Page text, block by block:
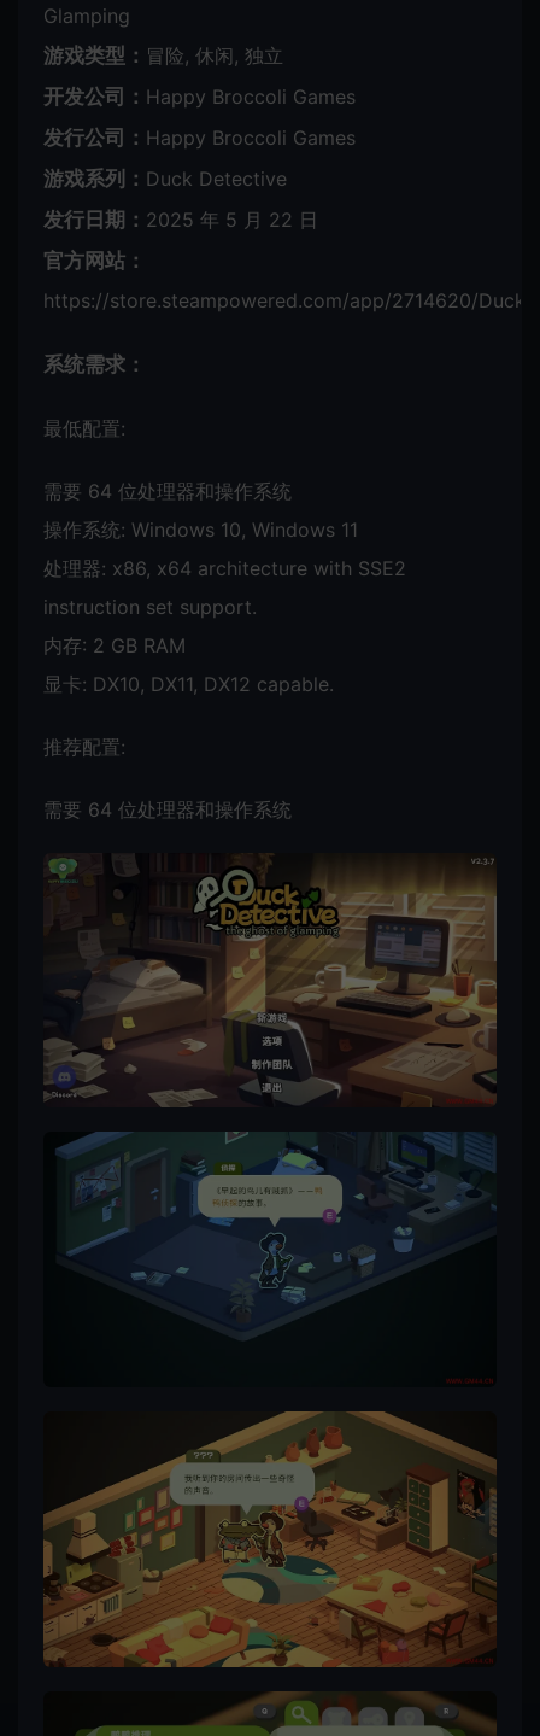
Glamping
游戏类型： 冒险, 休闲, 独立
开发公司： Happy Broccoli Games
发行公司： Happy Broccoli Games
游戏系列： Duck Detective
发行日期： 2025 年 5 月 22 日
官方网站：
https://store.steampowered.com/app/2714620/
系统需求：
最低配置:
需要 64 位处理器和操作系统
操作系统: Windows 10, Windows 11
处理器: x86, x64 architecture with SSE2
instruction set support.
内存: 2 GB RAM
显卡: DX10, DX11, DX12 capable.
推荐配置:
需要 64 位处理器和操作系统